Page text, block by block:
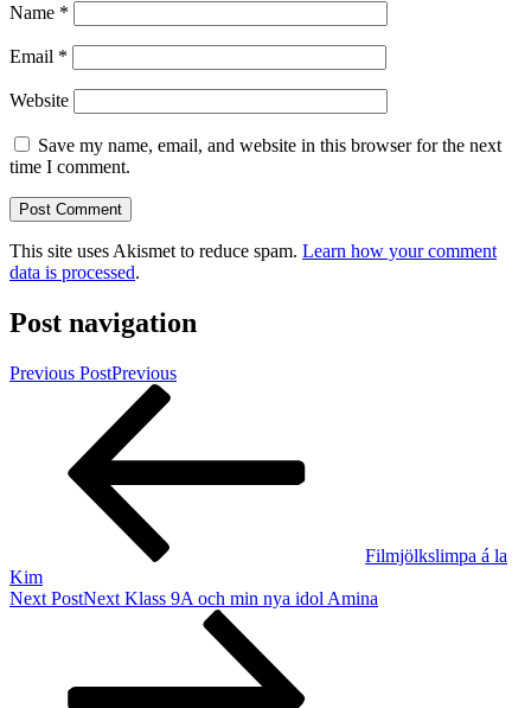
Name *
Email *
Website
Save my name, email, and website in this browser for the next
time I comment.
This site uses Akismet to reduce spam. Learn how your comment
data is processed.
Post navigation
Previous PostPrevious
Filmjölkslimpa á la
Kim
Next PostNext Klass 9A och min nya idol Amina